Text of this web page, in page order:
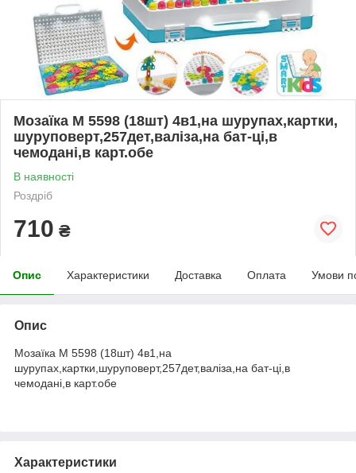
Мозаїка M 5598 (18шт) 4в1,на шурупах,картки,
шуруповерт,257дет,валіза,на бат-ці,в
чемодані,в карт.обе
В наявності
Роздріб
710 ₴
Опис Характеристики Доставка Оплата Умови
Опис
Мозаїка M 5598 (18шт) 4в1,на
шурупах,картки,шуруповерт,257дет,валіза,на бат-ці,в
чемодані,в карт.обе
Характеристики